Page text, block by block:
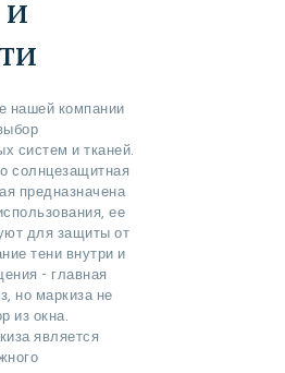
нашей компании
систем и тканей.
солнцезащитная
предназначена
ее
для защиты от
тени внутри и
- главная
но маркиза не
из окна.
является